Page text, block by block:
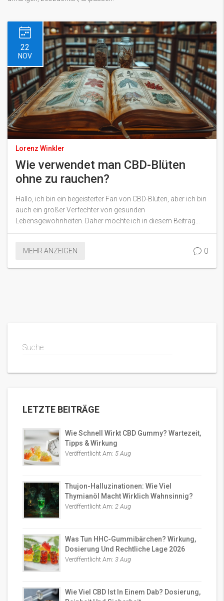
22
NOV
Lorenz Winkler
Wie verwendet man CBD-Blüten
ohne zu rauchen?
Hallo, ich bin ein begeisterter Fan von CBD-Blüten, aber ich bin
auch ein großer Verfechter von gesunden
Lebensgewohnheiten. Daher möchte ich in diesem Beitrag
über Methoden sprechen, wie man CBD-Blüten verwenden
zum Rauchen von CBD erforschen und besprechen, wie diese
MEHR ANZEIGEN 0
Suche
LETZTE BEITRÄGE
Wie Schnell Wirkt CBD Gummy? Wartezeit,
Tipps & Wirkung
Veröffentlicht Am: 5 Aug
Thujon-Halluzinationen: Wie Viel
Thymianöl Macht Wirklich Wahnsinnig?
Veröffentlicht Am: 2 Aug
Was Tun HHC-Gummibärchen? Wirkung,
Dosierung Und Rechtliche Lage 2026
Veröffentlicht Am: 3 Aug
Wie Viel CBD Ist In Einem Dab? Dosierung,